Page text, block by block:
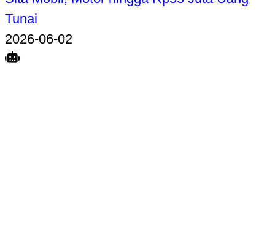
Tunai
2026-06-02